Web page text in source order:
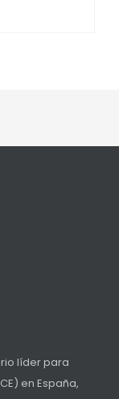
líder para
en España,